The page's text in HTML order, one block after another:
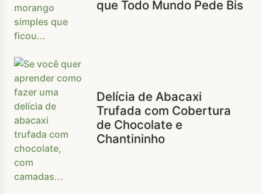
que Todo Mundo Pede Bis
Delícia de Abacaxi
Trufada com Cobertura
de Chocolate e
Chantininho